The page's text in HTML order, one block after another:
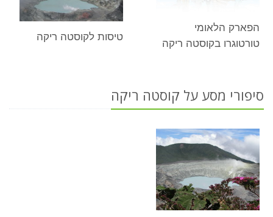
הפארק הלאומי
טורטוגרו בקוסטה ריקה
טיסות לקוסטה ריקה
סיפורי מסע על קוסטה ריקה